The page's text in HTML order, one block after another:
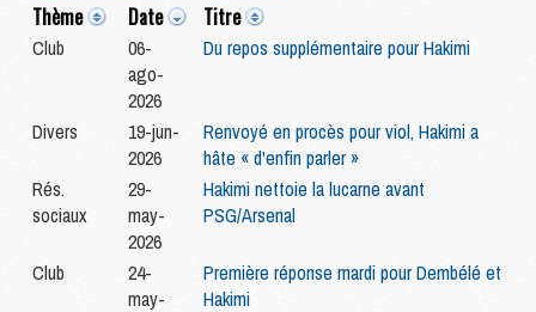
Thème Date Titre
Club
06-
ago-
2026
Du repos supplémentaire pour Hakimi
Divers
19-jun-
2026
Renvoyé en procès pour viol, Hakimi a
hâte « d'enfin parler »
Rés.
sociaux
29-
may-
2026
Hakimi nettoie la lucarne avant
PSG/Arsenal
Club
24-
may-
Première réponse mardi pour Dembélé et
Hakimi